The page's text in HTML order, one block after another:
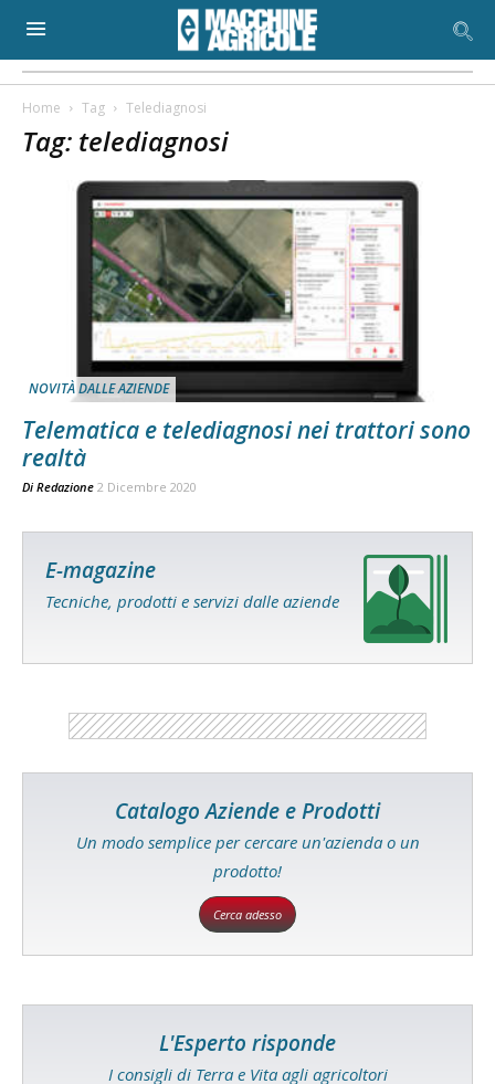
Home Tag Telediagnosi
Tag: telediagnosi
NOVITÀ DALLE AZIENDE
Telematica e telediagnosi nei trattori sono
realtà
Di Redazione 2 Dicembre 2020
E-magazine
Tecniche, prodotti e servizi dalle aziende
Catalogo Aziende e Prodotti
Un modo semplice per cercare un'azienda o un
prodotto!
Cerca adesso
L'Esperto risponde
I consigli di Terra e Vita agli agricoltori